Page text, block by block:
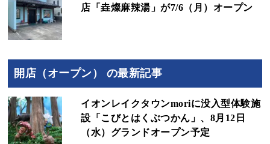
店「垚燦麻辣湯」が7/6（月）オープン
開店（オープン） の最新記事
イオンレイクタウンmoriに没入型体験施
設「こびとはくぶつかん」、8月12日
（水）グランドオープン予定